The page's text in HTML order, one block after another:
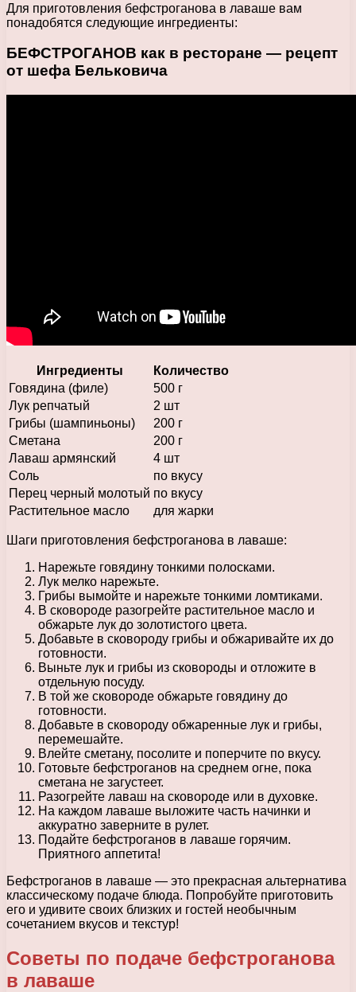
Для приготовления бефстроганова в лаваше вам
понадобятся следующие ингредиенты:
БЕФСТРОГАНОВ как в ресторане — рецепт
от шефа Бельковича
Ингредиенты
Количество
Говядина (филе)
500 г
Лук репчатый
2 шт
Грибы (шампиньоны)
200 г
Сметана
200 г
Лаваш армянский
4 шт
Соль
по вкусу
Перец черный молотый по вкусу
Растительное масло
для жарки
Шаги приготовления бефстроганова в лаваше:
Нарежьте говядину тонкими полосками.
Лук мелко нарежьте.
Грибы вымойте и нарежьте тонкими ломтиками.
В сковороде разогрейте растительное масло и
обжарьте лук до золотистого цвета.
Добавьте в сковороду грибы и обжаривайте их до
готовности.
Выньте лук и грибы из сковороды и отложите в
отдельную посуду.
В той же сковороде обжарьте говядину до
готовности.
Добавьте в сковороду обжаренные лук и грибы,
перемешайте.
Влейте сметану, посолите и поперчите по вкусу.
Готовьте бефстроганов на среднем огне, пока
сметана не загустеет.
Разогрейте лаваш на сковороде или в духовке.
На каждом лаваше выложите часть начинки и
аккуратно заверните в рулет.
Подайте бефстроганов в лаваше горячим.
Приятного аппетита!
Бефстроганов в лаваше — это прекрасная альтернатива
классическому подаче блюда. Попробуйте приготовить
его и удивите своих близких и гостей необычным
сочетанием вкусов и текстур!
Советы по подаче бефстроганова
в лаваше